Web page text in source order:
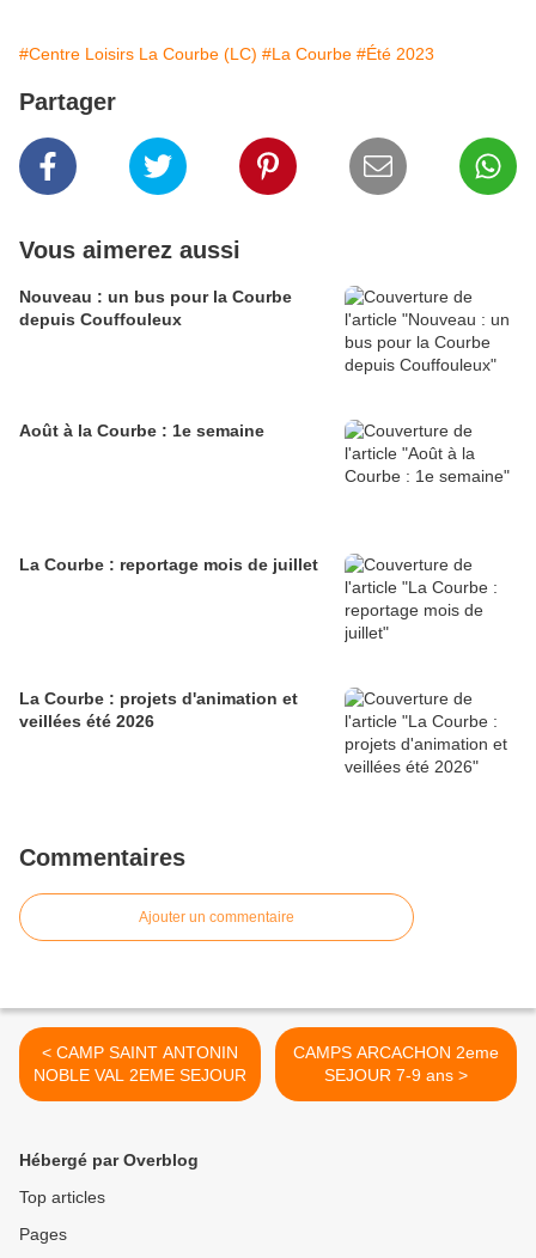
#Centre Loisirs La Courbe (LC) #La Courbe #Été 2023
Partager
Vous aimerez aussi
Nouveau : un bus pour la Courbe
depuis Couffouleux
Août à la Courbe : 1e semaine
La Courbe : reportage mois de juillet
La Courbe : projets d'animation et
veillées été 2026
Commentaires
Ajouter un commentaire
< CAMP SAINT ANTONIN
NOBLE VAL 2EME SEJOUR
CAMPS ARCACHON 2eme
SEJOUR 7-9 ans >
Hébergé par Overblog
Top articles
Pages